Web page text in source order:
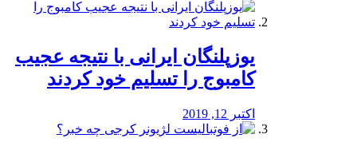
یوزپلنگان ایرانی با نتیجه عجیب
کامبوج را تسلیم خود کردند
اکتبر 12, 2019